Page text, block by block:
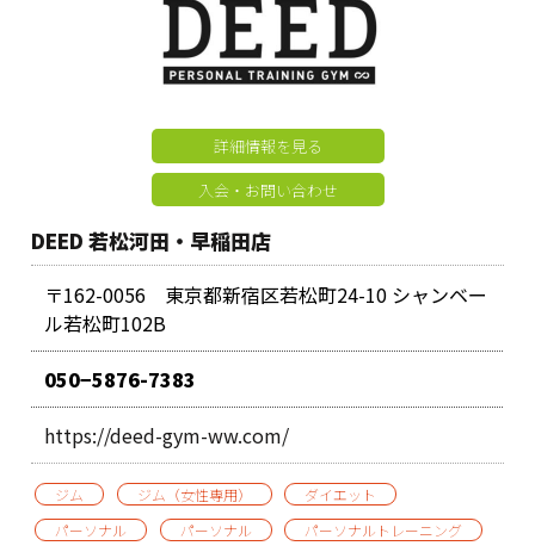
詳細情報を見る
入会・お問い合わせ
DEED 若松河田・早稲田店
〒162-0056 東京都新宿区若松町24-10 シャンベー
ル若松町102B
050−5876-7383
https://deed-gym-ww.com/
ジム ジム（女性専用）
ダイエット
パーソナル
パーソナル
パーソナルトレーニング